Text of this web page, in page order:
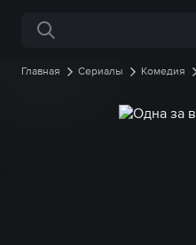
Поиск по сайту
Главная Сериалы Комедия